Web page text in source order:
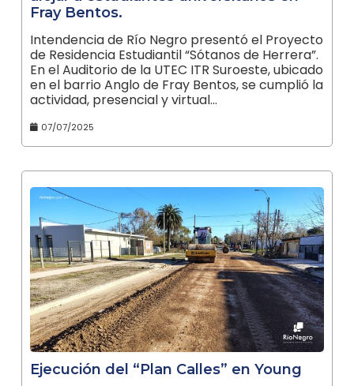
Fray Bentos.
Intendencia de Río Negro presentó el Proyecto
de Residencia Estudiantil “Sótanos de Herrera”.
En el Auditorio de la UTEC ITR Suroeste, ubicado
en el barrio Anglo de Fray Bentos, se cumplió la
actividad, presencial y virtual…
07/07/2025
Ejecución del “Plan Calles” en Young